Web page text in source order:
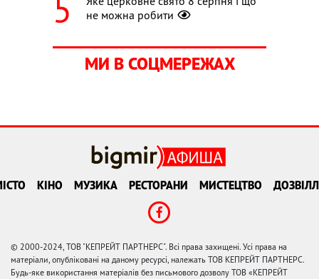
не можна робити
МИ В СОЦМЕРЕЖАХ
КІНО МУЗИКА РЕСТОРАНИ МИСТЕЦТВО
© 2000-2024, ТОВ "КЕПРЕЙТ ПАРТНЕРС". Всі права захищені. Усі права на
матеріали, опубліковані на даному ресурсі, належать ТОВ КЕПРЕЙТ ПАРТНЕРС.
Будь-яке використання матеріалів без письмового дозволу ТОВ «КЕПРЕЙТ